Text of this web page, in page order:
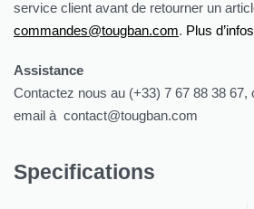
service client avant de retourner un
commandes@tougban.com. Plus d’infos
Assistance
Contactez nous au (+33) 7 67 88 38 67,
email à contact@tougban.com
Specifications